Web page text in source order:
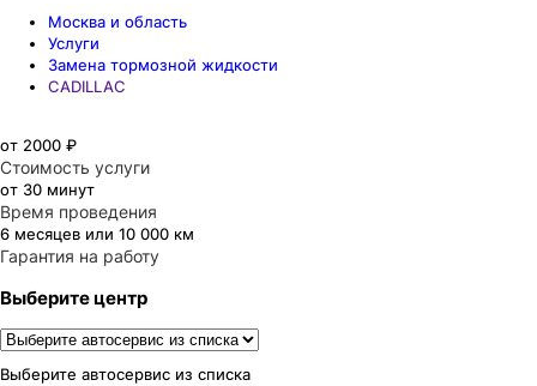
Москва и область
Услуги
Замена тормозной жидкости
CADILLAC
от 2000 ₽
Стоимость услуги
от 30 минут
Время проведения
6 месяцев или 10 000 км
Гарантия на работу
Выберите центр
Выберите автосервис из списка